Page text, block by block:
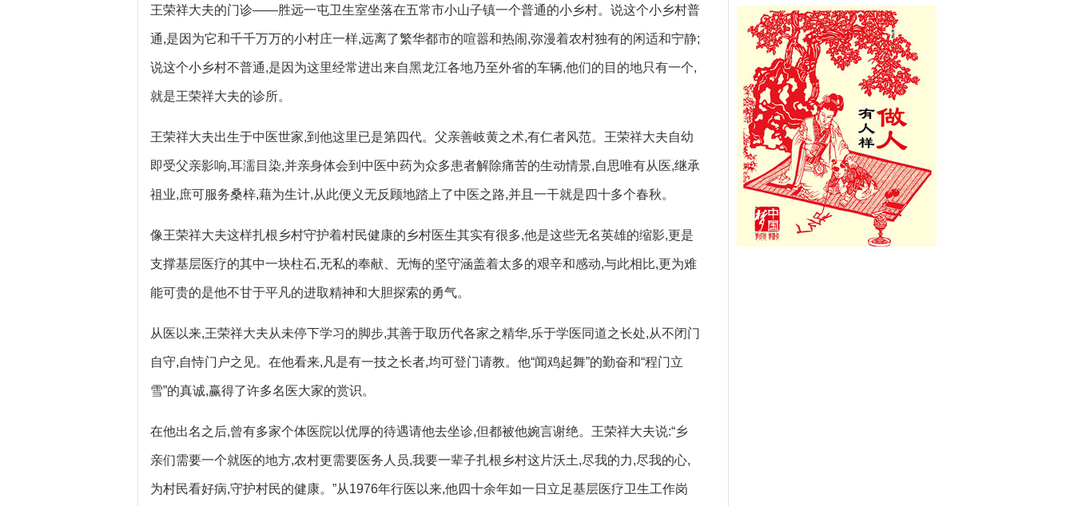
王荣祥大夫的门诊——胜远一屯卫生室坐落在五常市小山子镇一个普通的小乡村。说这个小乡村普
通,是因为它和千千万万的小村庄一样,远离了繁华都市的喧嚣和热闹,弥漫着农村独有的闲适和宁静;
说这个小乡村不普通,是因为这里经常进出来自黑龙江各地乃至外省的车辆,他们的目的地只有一个,
就是王荣祥大夫的诊所。
王荣祥大夫出生于中医世家,到他这里已是第四代。父亲善岐黄之术,有仁者风范。王荣祥大夫自幼
即受父亲影响,耳濡目染,并亲身体会到中医中药为众多患者解除痛苦的生动情景,自思唯有从医,继承
祖业,庶可服务桑梓,藉为生计,从此便义无反顾地踏上了中医之路,并且一干就是四十多个春秋。
像王荣祥大夫这样扎根乡村守护着村民健康的乡村医生其实有很多,他是这些无名英雄的缩影,更是
支撑基层医疗的其中一块柱石,无私的奉献、无悔的坚守涵盖着太多的艰辛和感动,与此相比,更为难
能可贵的是他不甘于平凡的进取精神和大胆探索的勇气。
从医以来,王荣祥大夫从未停下学习的脚步,其善于取历代各家之精华,乐于学医同道之长处,从不闭门
自守,自恃门户之见。在他看来,凡是有一技之长者,均可登门请教。他“闻鸡起舞”的勤奋和“程门立
雪”的真诚,赢得了许多名医大家的赏识。
在他出名之后,曾有多家个体医院以优厚的待遇请他去坐诊,但都被他婉言谢绝。王荣祥大夫说:“乡
亲们需要一个就医的地方,农村更需要医务人员,我要一辈子扎根乡村这片沃土,尽我的力,尽我的心,
为村民看好病,守护村民的健康。”从1976年行医以来,他四十余年如一日立足基层医疗卫生工作岗
沈阳33万+客流铸就商